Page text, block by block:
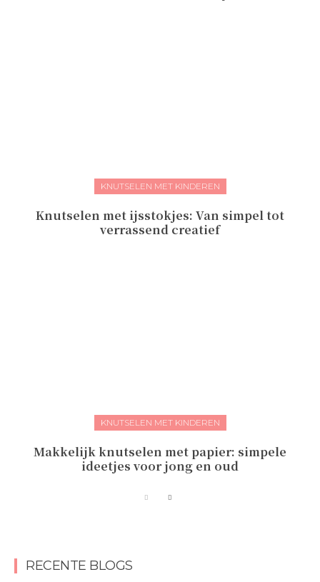
KNUTSELEN MET KINDEREN
Knutselen met ijsstokjes: Van simpel tot
verrassend creatief
KNUTSELEN MET KINDEREN
Makkelijk knutselen met papier: simpele
ideetjes voor jong en oud
RECENTE BLOGS